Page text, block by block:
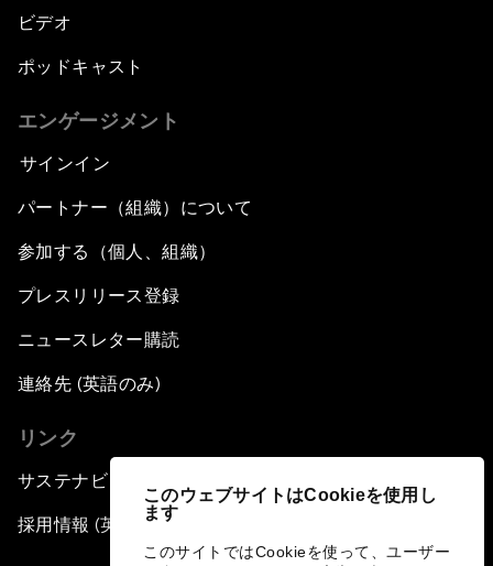
このウェブサイトはCookieを使用し
ます
このサイトではCookieを使って、ユーザー
ビデオ
ポッドキャスト
エンゲージメント
サインイン
パートナー（組織）について
参加する（個人、組織）
プレスリリース登録
ニュースレター購読
連絡先 (英語のみ)
リンク
サステナビリティへの取り組み
採用情報 (英語のみ)